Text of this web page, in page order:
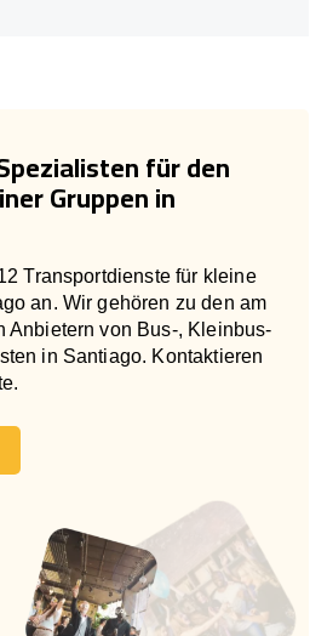
für den
Gruppen in
Transportdienste für kleine
an. Wir gehören zu den am
Anbietern von Bus-, Kleinbus-
in Santiago. Kontaktieren